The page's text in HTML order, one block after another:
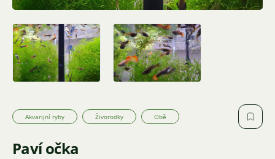
Akvarijní ryby Živorodky Obě
Paví očka